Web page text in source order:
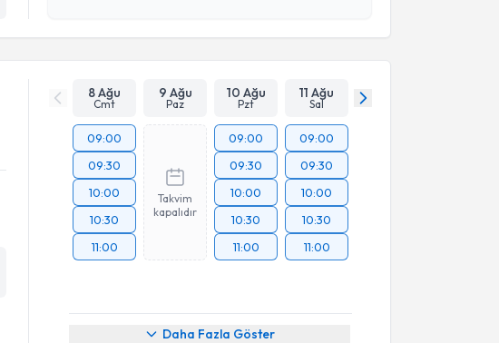
Takvim Talebini Gönder
8 Ağu
Cmt
9 Ağu
Paz
10 Ağu
Pzt
11 Ağu
Sal
09:00
09:30
10:00
10:30
11:00
Takvim
kapalıdır
09:00
09:30
10:00
10:30
11:00
09:00
09:30
10:00
10:30
11:00
Daha Fazla Göster